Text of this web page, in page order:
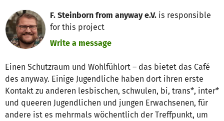
F. Steinborn from anyway e.V. is responsible
for this project
Write a message
Einen Schutzraum und Wohlfühlort – das bietet das Café
des anyway. Einige Jugendliche haben dort ihren erste
Kontakt zu anderen lesbischen, schwulen, bi, trans*, inter*
und queeren Jugendlichen und jungen Erwachsenen, für
andere ist es mehrmals wöchentlich der Treffpunkt, um